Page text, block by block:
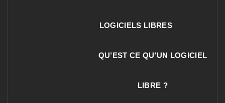
LOGICIELS LIBRES
QU’EST CE QU’UN LOGICIEL
LIBRE ?